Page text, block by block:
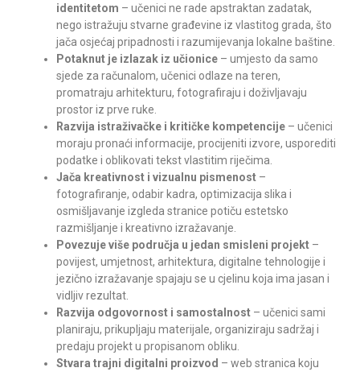
identitetom – učenici ne rade apstraktan zadatak,
nego istražuju stvarne građevine iz vlastitog grada, što
jača osjećaj pripadnosti i razumijevanja lokalne baštine.
Potaknut je izlazak iz učionice – umjesto da samo
sjede za računalom, učenici odlaze na teren,
promatraju arhitekturu, fotografiraju i doživljavaju
prostor iz prve ruke.
Razvija istraživačke i kritičke kompetencije – učenici
moraju pronaći informacije, procijeniti izvore, usporediti
podatke i oblikovati tekst vlastitim riječima.
Jača kreativnost i vizualnu pismenost –
fotografiranje, odabir kadra, optimizacija slika i
osmišljavanje izgleda stranice potiču estetsko
razmišljanje i kreativno izražavanje.
Povezuje više područja u jedan smisleni projekt –
povijest, umjetnost, arhitektura, digitalne tehnologije i
jezično izražavanje spajaju se u cjelinu koja ima jasan i
vidljiv rezultat.
Razvija odgovornost i samostalnost – učenici sami
planiraju, prikupljaju materijale, organiziraju sadržaj i
predaju projekt u propisanom obliku.
Stvara trajni digitalni proizvod – web stranica koju